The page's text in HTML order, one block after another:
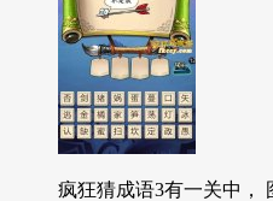
疯狂猜成语3有一关中，